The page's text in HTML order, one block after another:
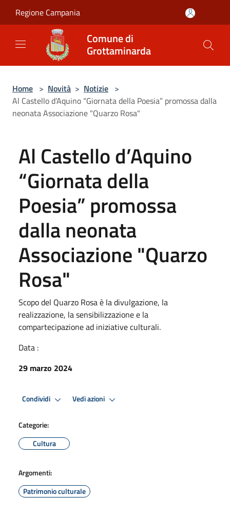
Regione Campania
Comune di
Grottaminarda
Home > Novità > Notizie >
Al Castello d’Aquino “Giornata della Poesia” promossa dalla
neonata Associazione "Quarzo Rosa"
Al Castello d’Aquino
“Giornata della
Poesia” promossa
dalla neonata
Associazione "Quarzo
Rosa"
Scopo del Quarzo Rosa è la divulgazione, la
realizzazione, la sensibilizzazione e la
compartecipazione ad iniziative culturali.
Data :
29 marzo 2024
Condividi Vedi azioni
Categorie:
Cultura
Argomenti:
Patrimonio culturale